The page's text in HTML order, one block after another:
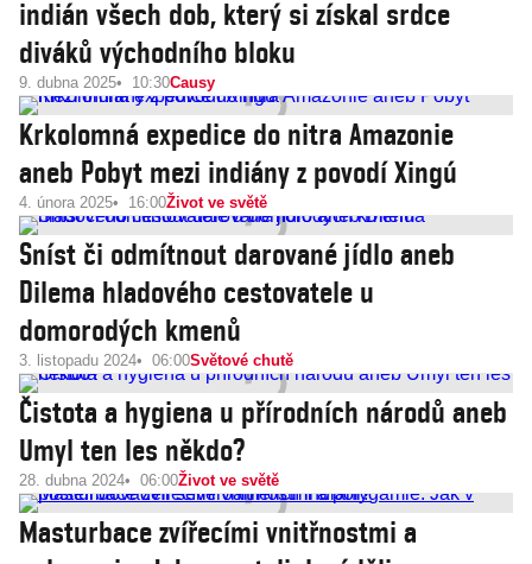
indián všech dob, který si získal srdce
diváků východního bloku
9. dubna 2025 10:30Causy
Krkolomná expedice do nitra Amazonie
aneb Pobyt mezi indiány z povodí Xingú
4. února 2025 16:00Život ve světě
Sníst či odmítnout darované jídlo aneb
Dilema hladového cestovatele u
domorodých kmenů
3. listopadu 2024 06:00Světové chutě
Čistota a hygiena u přírodních národů aneb
Umyl ten les někdo?
28. dubna 2024 06:00Život ve světě
Masturbace zvířecími vnitřnostmi a